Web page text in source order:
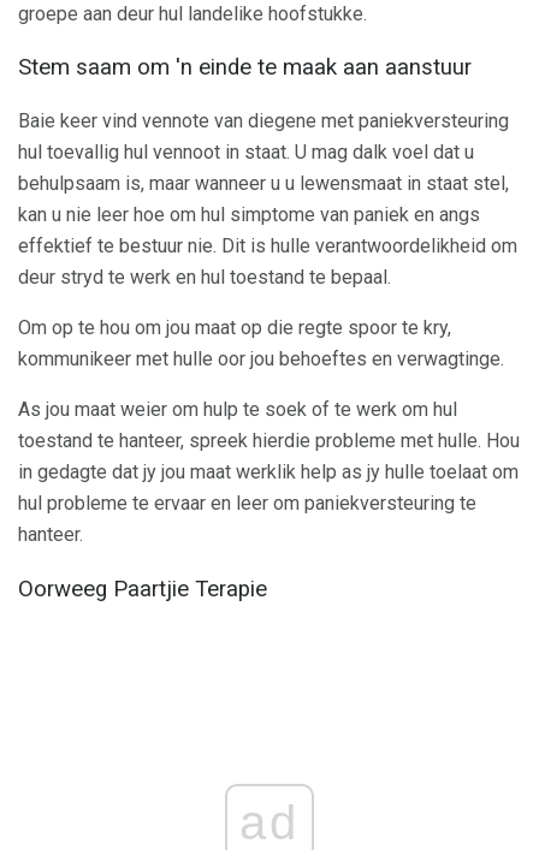
groepe aan deur hul landelike hoofstukke.
Stem saam om 'n einde te maak aan aanstuur
Baie keer vind vennote van diegene met paniekversteuring
hul toevallig hul vennoot in staat. U mag dalk voel dat u
behulpsaam is, maar wanneer u u lewensmaat in staat stel,
kan u nie leer hoe om hul simptome van paniek en angs
effektief te bestuur nie. Dit is hulle verantwoordelikheid om
deur stryd te werk en hul toestand te bepaal.
Om op te hou om jou maat op die regte spoor te kry,
kommunikeer met hulle oor jou behoeftes en verwagtinge.
As jou maat weier om hulp te soek of te werk om hul
toestand te hanteer, spreek hierdie probleme met hulle. Hou
in gedagte dat jy jou maat werklik help as jy hulle toelaat om
hul probleme te ervaar en leer om paniekversteuring te
hanteer.
Oorweeg Paartjie Terapie
ad